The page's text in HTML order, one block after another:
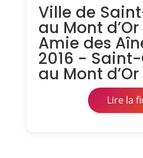
Ville de
au Mont
Amie des
2016 -
au Mont
Lire la